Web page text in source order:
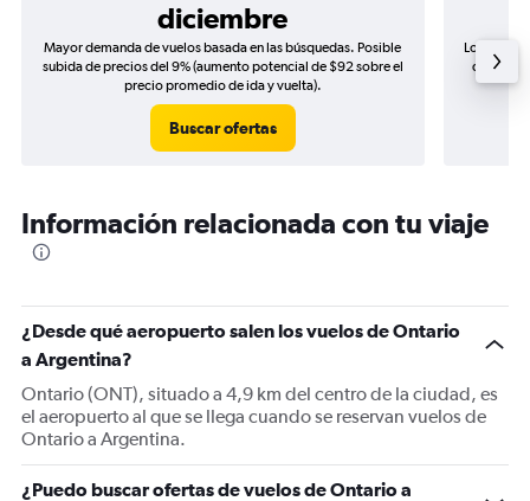
diciembre
Mayor demanda de vuelos basada en las búsquedas. Posible
subida de precios del 9% (aumento potencial de $92 sobre el
precio promedio de ida y vuelta).
Buscar ofertas
Los
de
Información relacionada con tu viaje
¿Desde qué aeropuerto salen los vuelos de Ontario
a Argentina?
Ontario (ONT), situado a 4,9 km del centro de la ciudad, es
el aeropuerto al que se llega cuando se reservan vuelos de
Ontario a Argentina.
¿Puedo buscar ofertas de vuelos de Ontario a